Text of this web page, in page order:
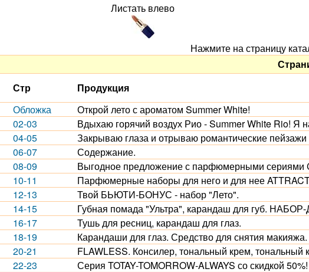
Листать влево
Нажмите на страницу
Стр
Продукция
Обложка
Открой лето с ароматом Summer White!
02-03
Вдыхаю горячий воздух Рио - Summer White Rio! Я
04-05
Закрываю глаза и отрываю романтические
06-07
Содержание.
08-09
Выгодное предложение с парфюмерными сериями
10-11
Парфюмерные наборы для него и для нее
12-13
Твой БЬЮТИ-БОНУС - набор "Лето".
14-15
Губная помада "Ультра", карандаш для губ.
16-17
Тушь для ресниц, карандаш для глаз.
18-19
Карандаши для глаз. Средство для снятия макияжа.
20-21
FLAWLESS. Консилер, тональный крем,
22-23
Серия TOTAY-TOMORROW-ALWAYS со скидкой 50%!